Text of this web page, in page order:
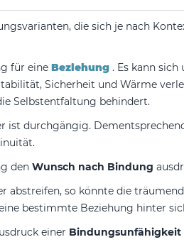
die sich je nach
für eine Beziehung . Es kann sich
Sicherheit und Wärme
Selbstentfaltung behindert.
ist durchgängig.
den Wunsch nach Bindung
abstreifen, so könnte die
bestimmte Beziehung hinter
einer Bindungsunfähigkeit